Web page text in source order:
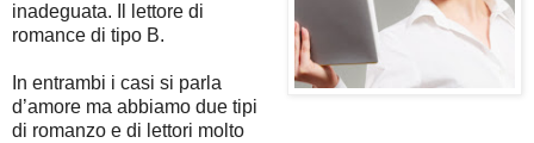
inadeguata. Il lettore di
romance di tipo B.
In entrambi i casi si parla
d’amore ma abbiamo due tipi
di romanzo e di lettori molto